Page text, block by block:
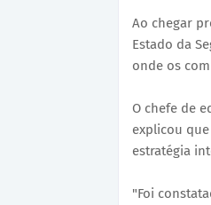
Ao chegar
Estado da
onde os
O chefe de
explicou
estratégia
"Foi